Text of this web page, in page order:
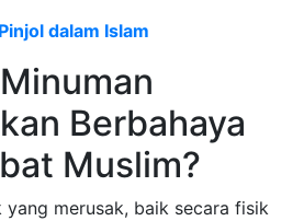
dalam Islam
Berbahaya
Muslim?
yang merusak, baik secara fisik